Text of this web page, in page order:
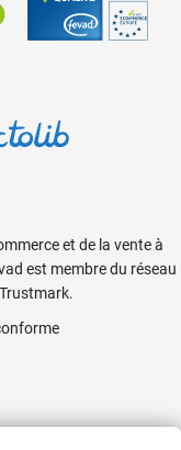
et de la vente à
est membre du réseau